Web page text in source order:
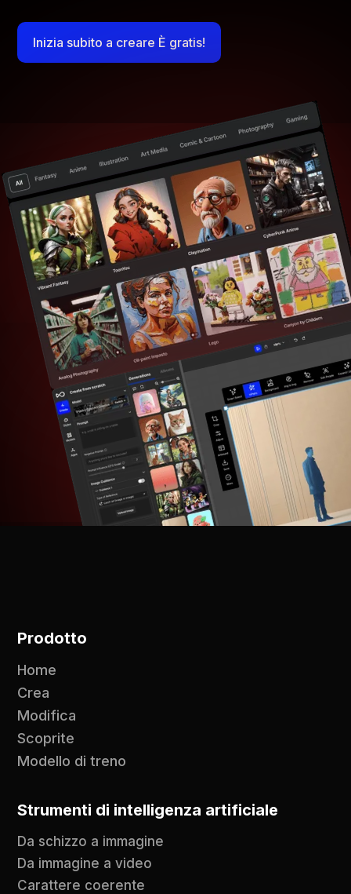
Inizia subito a creare È gratis!
Prodotto
Home
Crea
Modifica
Scoprite
Modello di treno
Strumenti di intelligenza artificiale
Da schizzo a immagine
Da immagine a video
Carattere coerente